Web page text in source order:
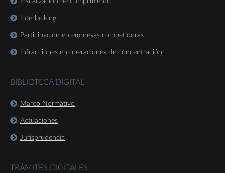
Interlocking
Participación en empresas competidoras
Infracciones en operaciones de concentración
BIBLIOTECA DIGITAL
Marco Normativo
Actuaciones
Jurisprudencia
TRÁMITES DIGITALES